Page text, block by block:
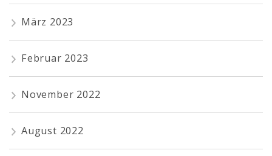
März 2023
Februar 2023
November 2022
August 2022